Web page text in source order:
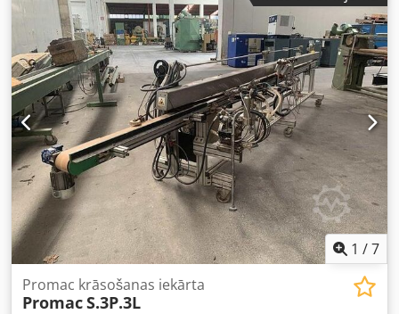
1 /7
Promac krāsošanas iekārta
PromacS.3P.3L